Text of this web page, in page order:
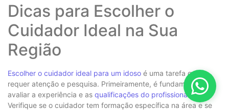
Dicas para Escolher o
Cuidador Ideal na Sua
Região
Escolher o cuidador ideal para um idoso é uma tarefa que
requer atenção e pesquisa. Primeiramente, é fundamental
avaliar a experiência e as qualificações do profissional
Verifique se o cuidador tem formação específica na área e se